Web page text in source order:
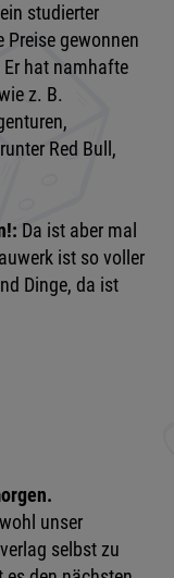
studierter
gewonnen
hat namhafte
z. B.
Red Bull,
Da ist aber mal
ist so voller
Dinge, da ist
unser
selbst zu